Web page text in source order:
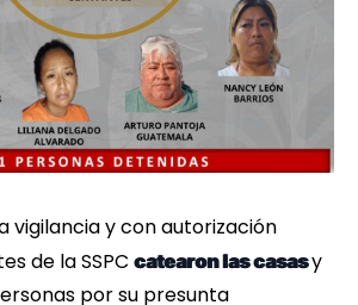
vigilancia y con autorización
de la SSPC catearon las casasy
por su presunta